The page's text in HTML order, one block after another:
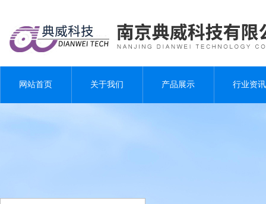
网站首页 关于我们 产品展示 行业资讯